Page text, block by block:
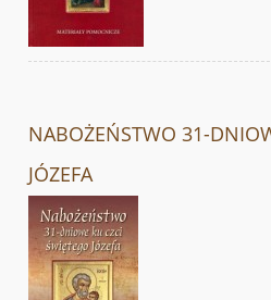
NABOŻEŃSTWO 31-
JÓZEFA